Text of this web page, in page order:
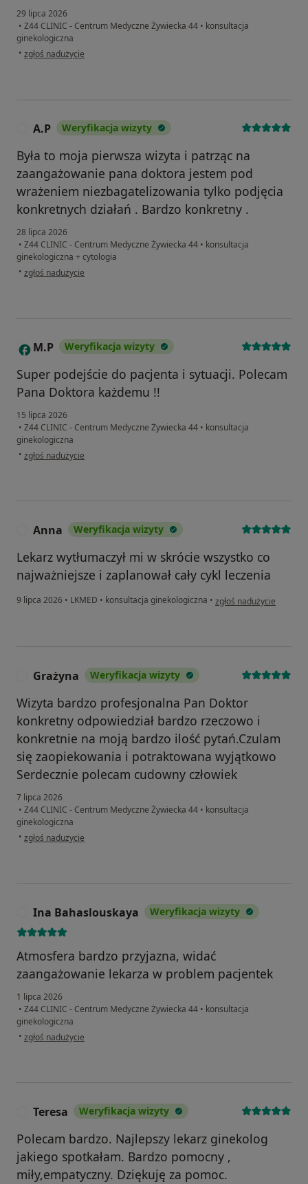
29 lipca 2026
• Z44 CLINIC - Centrum Medyczne Żywiecka 44 • konsultacja
ginekologiczna
• w opinii użytkownika Olga
zgłoś nadużycie
A.P Weryfikacja wizyty
Była to moja pierwsza wizyta i patrząc na
zaangażowanie pana doktora jestem pod
wrażeniem niezbagatelizowania tylko podjęcia
konkretnych działań . Bardzo konkretny .
28 lipca 2026
• Z44 CLINIC - Centrum Medyczne Żywiecka 44 • konsultacja
ginekologiczna + cytologia
• w opinii użytkownika A.P
zgłoś nadużycie
M M.P Weryfikacja wizyty
Super podejście do pacjenta i sytuacji. Polecam
Pana Doktora każdemu !!
15 lipca 2026
• Z44 CLINIC - Centrum Medyczne Żywiecka 44 • konsultacja
ginekologiczna
• w opinii użytkownika M.P
zgłoś nadużycie
Anna Weryfikacja wizyty
Lekarz wytłumaczył mi w skrócie wszystko co
najważniejsze i zaplanował cały cykl leczenia
9 lipca 2026 • LKMED • konsultacja ginekologiczna • w opinii użytkownika
zgłoś nadużycie
Grażyna Weryfikacja wizyty
Wizyta bardzo profesjonalna Pan Doktor
konkretny odpowiedział bardzo rzeczowo i
konkretnie na moją bardzo ilość pytań.Czulam
się zaopiekowania i potraktowana wyjątkowo
Serdecznie polecam cudowny człowiek
7 lipca 2026
• Z44 CLINIC - Centrum Medyczne Żywiecka 44 • konsultacja
ginekologiczna
• w opinii użytkownika Grażyna
zgłoś nadużycie
Ina Bahaslouskaya Weryfikacja wizyty
Atmosfera bardzo przyjazna, widać
zaangażowanie lekarza w problem pacjentek
1 lipca 2026
• Z44 CLINIC - Centrum Medyczne Żywiecka 44 • konsultacja
ginekologiczna
• w opinii użytkownika Ina Bahaslouskaya
zgłoś nadużycie
Teresa Weryfikacja wizyty
Polecam bardzo. Najlepszy lekarz ginekolog
jakiego spotkałam. Bardzo pomocny ,
miły,empatyczny. Dziękuję za pomoc.